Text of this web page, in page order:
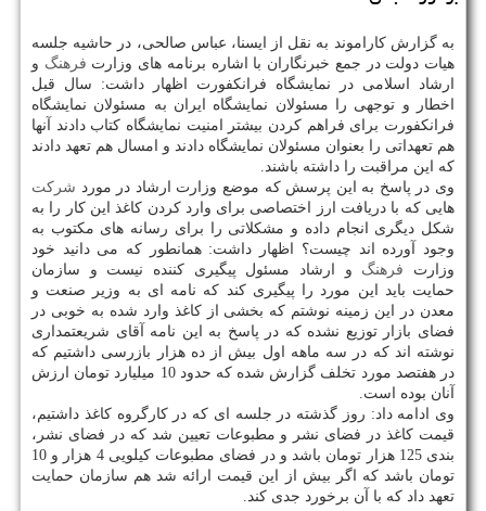
به گزارش كاراموند به نقل از ایسنا، عباس صالحی، در حاشیه جلسه
هیات دولت در جمع خبرنگاران با اشاره برنامه های وزارت فرهنگ و
ارشاد اسلامی در نمایشگاه فرانكفورت اظهار داشت: سال قبل
اخطار و توجهی را مسئولان نمایشگاه ایران به مسئولان نمایشگاه
فرانكفورت برای فراهم كردن بیشتر امنیت نمایشگاه كتاب دادند آنها
هم تعهداتی را بعنوان مسئولان نمایشگاه دادند و امسال هم تعهد دادند
كه این مراقبت را داشته باشند.
وی در پاسخ به این پرسش كه موضع وزارت ارشاد در مورد شركت
هایی كه با دریافت ارز اختصاصی برای وارد كردن كاغذ این كار را به
شكل دیگری انجام داده و مشكلاتی را برای رسانه های مكتوب به
وجود آورده اند چیست؟ اظهار داشت: همانطور كه می دانید خود
وزارت فرهنگ و ارشاد مسئول پیگیری كننده نیست و سازمان
حمایت باید این مورد را پیگیری كند كه نامه ای به وزیر صنعت و
معدن در این زمینه نوشتم كه بخشی از كاغذ وارد شده به خوبی در
فضای بازار توزیع نشده كه در پاسخ به این نامه آقای شریعتمداری
نوشته اند كه در سه ماهه اول بیش از ده هزار بازرسی داشتیم كه
در هفتصد مورد تخلف گزارش شده كه حدود 10 میلیارد تومان ارزش
آنان بوده است.
وی ادامه داد: روز گذشته در جلسه ای كه در كارگروه كاغذ داشتیم،
قیمت كاغذ در فضای نشر و مطبوعات تعیین شد كه در فضای نشر،
بندی 125 هزار تومان باشد و در فضای مطبوعات كیلویی 4 هزار و 10
تومان باشد كه اگر بیش از این قیمت ارائه شد هم سازمان حمایت
تعهد داد كه با آن برخورد جدی كند.